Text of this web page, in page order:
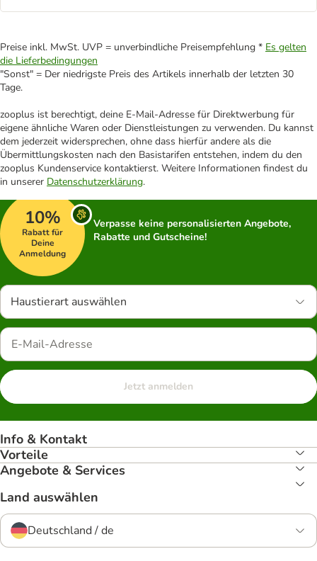
Preise inkl. MwSt. UVP = unverbindliche Preisempfehlung * Es gelten
die Lieferbedingungen
"Sonst" = Der niedrigste Preis des Artikels innerhalb der letzten 30
Tage.
zooplus ist berechtigt, deine E-Mail-Adresse für Direktwerbung für
eigene ähnliche Waren oder Dienstleistungen zu verwenden. Du kannst
dem jederzeit widersprechen, ohne dass hierfür andere als die
Übermittlungskosten nach den Basistarifen entstehen, indem du den
zooplus Kundenservice kontaktierst. Weitere Informationen findest du
in unserer Datenschutzerklärung.
10%
Rabatt für
Deine
Anmeldung
Verpasse keine personalisierten Angebote,
Rabatte und Gutscheine!
Haustierart auswählen
Jetzt anmelden
Info & Kontakt
Vorteile
Angebote & Services
Land auswählen
Deutschland / de